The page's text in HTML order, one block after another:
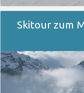
Skitour zum